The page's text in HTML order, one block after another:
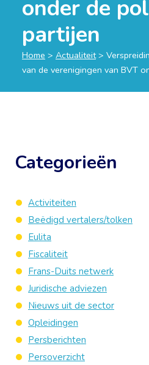
onder de
partijen
Home > Actualiteit>
van de verenigingen van BVT
Categorieën
Activiteiten
Beëdigd vertalers/tolken
Eulita
Fiscaliteit
Frans-Duits netwerk
Juridische adviezen
Nieuws uit de sector
Opleidingen
Persberichten
Persoverzicht